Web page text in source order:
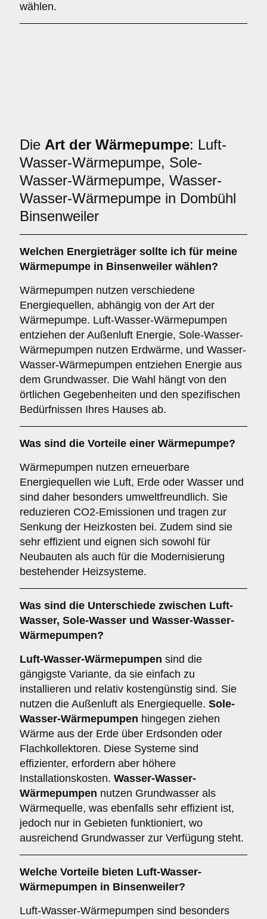
wählen.
Die Art der Wärmepumpe: Luft-
Wasser-Wärmepumpe, Sole-
Wasser-Wärmepumpe, Wasser-
Wasser-Wärmepumpe in Dombühl
Binsenweiler
Welchen Energieträger sollte ich für meine
Wärmepumpe in Binsenweiler wählen?
Wärmepumpen nutzen verschiedene
Energiequellen, abhängig von der Art der
Wärmepumpe. Luft-Wasser-Wärmepumpen
entziehen der Außenluft Energie, Sole-Wasser-
Wärmepumpen nutzen Erdwärme, und Wasser-
Wasser-Wärmepumpen entziehen Energie aus
dem Grundwasser. Die Wahl hängt von den
örtlichen Gegebenheiten und den spezifischen
Bedürfnissen Ihres Hauses ab.
Was sind die Vorteile einer Wärmepumpe?
Wärmepumpen nutzen erneuerbare
Energiequellen wie Luft, Erde oder Wasser und
sind daher besonders umweltfreundlich. Sie
reduzieren CO2-Emissionen und tragen zur
Senkung der Heizkosten bei. Zudem sind sie
sehr effizient und eignen sich sowohl für
Neubauten als auch für die Modernisierung
bestehender Heizsysteme.
Was sind die Unterschiede zwischen Luft-
Wasser, Sole-Wasser und Wasser-Wasser-
Wärmepumpen?
Luft-Wasser-Wärmepumpen sind die
gängigste Variante, da sie einfach zu
installieren und relativ kostengünstig sind. Sie
nutzen die Außenluft als Energiequelle. Sole-
Wasser-Wärmepumpen hingegen ziehen
Wärme aus der Erde über Erdsonden oder
Flachkollektoren. Diese Systeme sind
effizienter, erfordern aber höhere
Installationskosten. Wasser-Wasser-
Wärmepumpen nutzen Grundwasser als
Wärmequelle, was ebenfalls sehr effizient ist,
jedoch nur in Gebieten funktioniert, wo
ausreichend Grundwasser zur Verfügung steht.
Welche Vorteile bieten Luft-Wasser-
Wärmepumpen in Binsenweiler?
Luft-Wasser-Wärmepumpen sind besonders